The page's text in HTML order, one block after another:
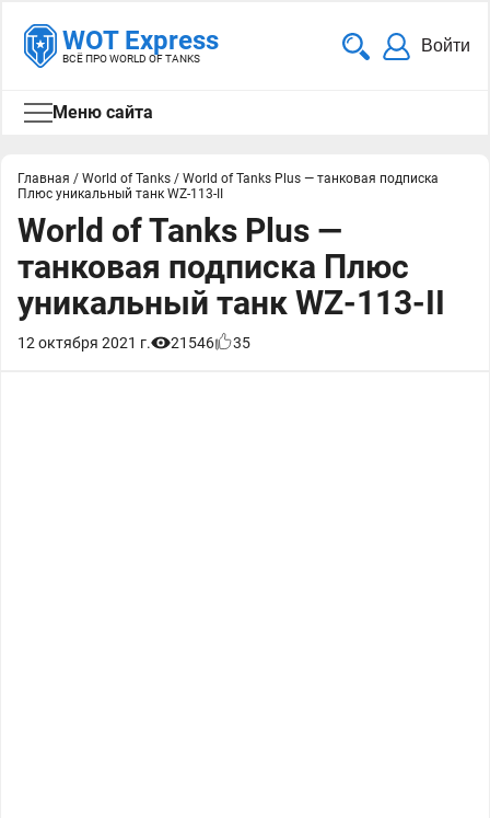
WOT Express
ВСЁ ПРО WORLD OF TANKS
Войти
Меню сайта
Главная / World of Tanks / World of Tanks Plus — танковая подписка
Плюс уникальный танк WZ-113-II
World of Tanks Plus —
танковая подписка Плюс
уникальный танк WZ-113-II
12 октября 2021 г. 21546 35